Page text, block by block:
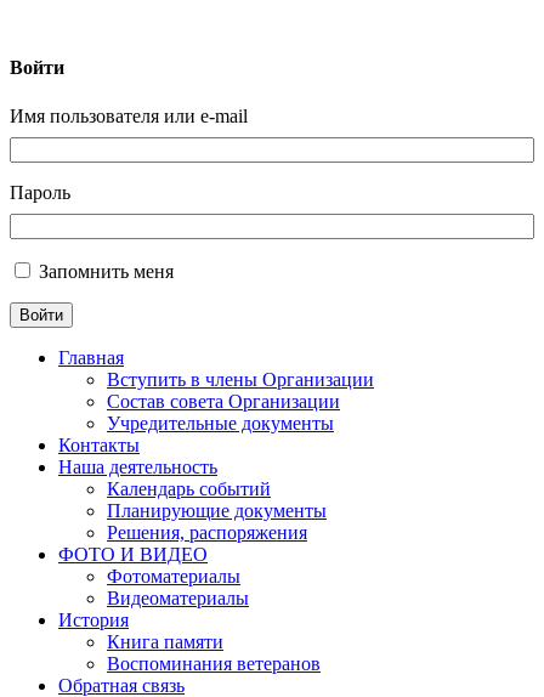
Нижегородская городская общественная организация
Войти
Имя пользователя или e-mail
Пароль
Запомнить меня
Главная
Вступить в члены Организации
Состав совета Организации
Учредительные документы
Контакты
Наша деятельность
Календарь событий
Планирующие документы
Решения, распоряжения
ФОТО И ВИДЕО
Фотоматериалы
Видеоматериалы
История
Книга памяти
Воспоминания ветеранов
Обратная связь